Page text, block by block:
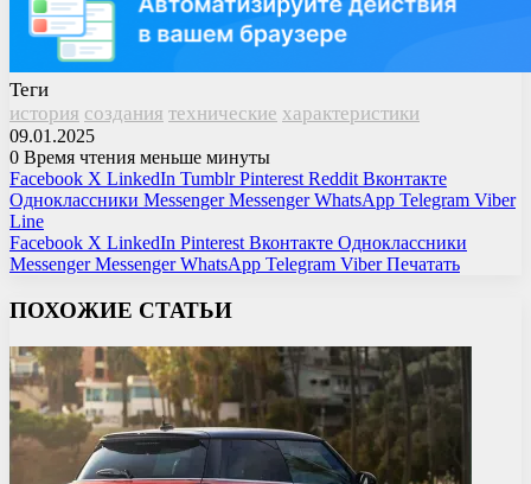
Теги
история создания технические характеристики
09.01.2025
0 Время чтения меньше минуты
Facebook X LinkedIn Tumblr Pinterest Reddit Вконтакте
Одноклассники Messenger Messenger WhatsApp Telegram Viber
Line
Facebook X LinkedIn Pinterest Вконтакте Одноклассники
Messenger Messenger WhatsApp Telegram Viber Печатать
ПОХОЖИЕ СТАТЬИ